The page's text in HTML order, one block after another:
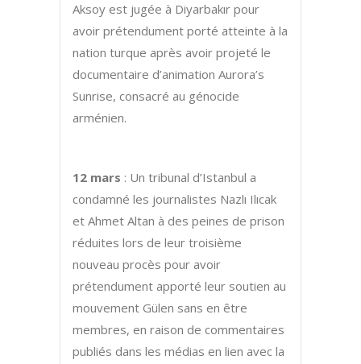
Aksoy est jugée à Diyarbakır pour
avoir prétendument porté atteinte à la
nation turque après avoir projeté le
documentaire d’animation Aurora’s
Sunrise, consacré au génocide
arménien.
12 mars : Un tribunal d’Istanbul a
condamné les journalistes Nazlı Ilıcak
et Ahmet Altan à des peines de prison
réduites lors de leur troisième
nouveau procès pour avoir
prétendument apporté leur soutien au
mouvement Gülen sans en être
membres, en raison de commentaires
publiés dans les médias en lien avec la